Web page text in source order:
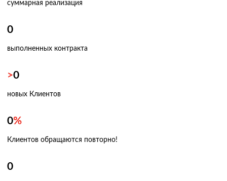
суммарная реализация
0
выполненных контракта
>0
новых Клиентов
0%
Клиентов обращаются повторно!
0